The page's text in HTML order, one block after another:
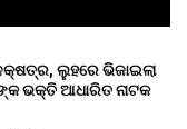
ଲୁହରେ ଭିଜାଇଲା
ଭକ୍ତି ଆଧାରିତ ନାଟକ